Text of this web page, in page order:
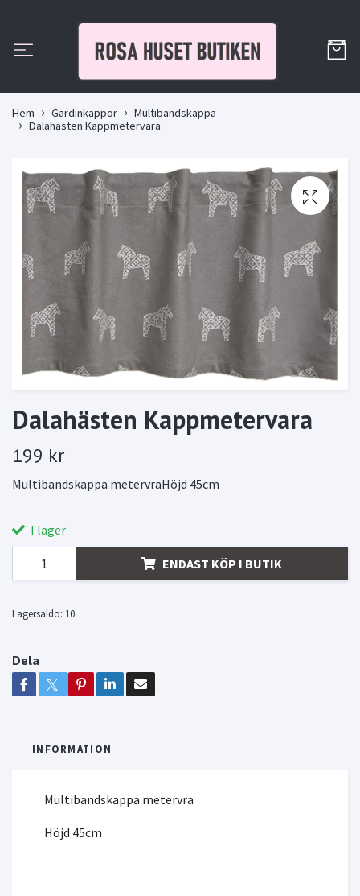
Hem Gardinkappor
Multibandskappa
Dalahästen Kappmetervara
Dalahästen Kappmetervara
199 kr
Multibandskappa metervraHöjd 45cm
I lager
ENDAST KÖP I BUTIK
Lagersaldo: 10
Dela
INFORMATION
Multibandskappa metervra
Höjd 45cm